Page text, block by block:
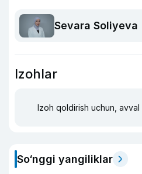
Sevara Soliyeva
Izohlar
Izoh qoldirish uchun, avval
So‘nggi yangiliklar